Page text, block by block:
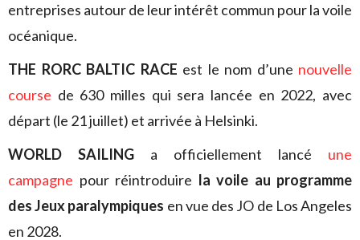
entreprises autour de leur intérêt commun pour la voile
océanique.
THE RORC BALTIC RACE est le nom d’une nouvelle
course de 630 milles qui sera lancée en 2022, avec
départ (le 21 juillet) et arrivée à Helsinki.
WORLD SAILING a officiellement lancé une
campagne pour réintroduire la voile au programme
des Jeux paralympiques en vue des JO de Los Angeles
en 2028.